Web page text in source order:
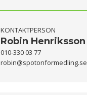
KONTAKTPERSON
Robin Henriksson
010-330 03 77
robin@spotonformedling.se